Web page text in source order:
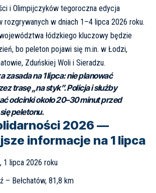
i Olimpijczyków tegoroczna edycja
rozgrywanych w dniach 1–4 lipca 2026 roku.
łódzkiego kluczowy będzie
bo peleton pojawi się m.in. w Łodzi,
Zduńskiej Woli i Sieradzu.
zasada na 1 lipca: nie planować
trasę „na styk”. Policja i służby
odcinki około 20–30 minut przed
peletonu.
2026 —
informacje na 1 lipca
1 lipca 2026 roku
– Bełchatów, 81,8 km